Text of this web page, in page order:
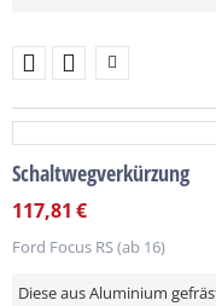
Schaltwegverkürzung
117,81 €
Ford Focus RS (ab 16)
Diese aus Aluminium